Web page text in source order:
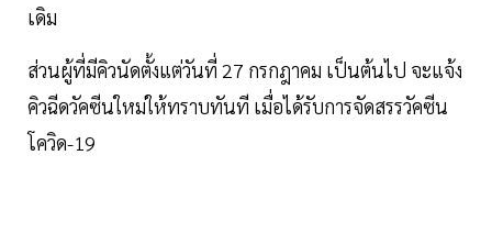
เดิม
ส่วนผู้ที่มีคิวนัดตั้งแต่วันที่ 27 กรกฎาคม เป็นต้นไป จะแจ้ง
คิวฉีดวัคซีนใหม่ให้ทราบทันที เมื่อได้รับการจัดสรรวัคซีน
โควิด-19